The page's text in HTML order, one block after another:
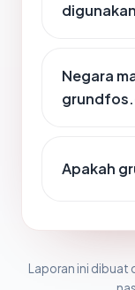
Negara
Apakah
Laporan ini dibuat